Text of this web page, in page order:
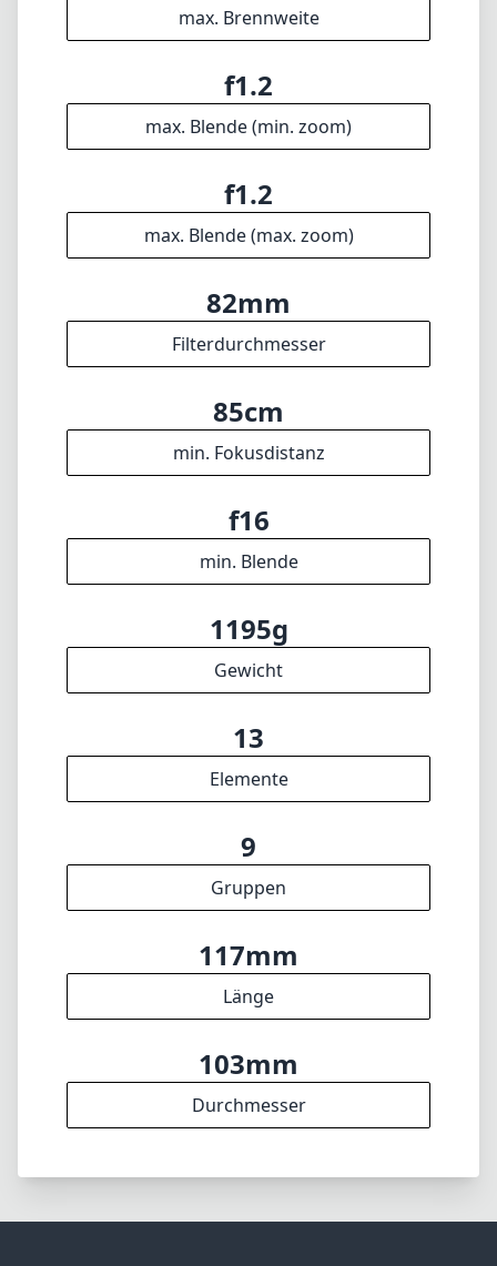
max. Brennweite
f1.2
max. Blende (min. zoom)
f1.2
max. Blende (max. zoom)
82mm
Filterdurchmesser
85cm
min. Fokusdistanz
f16
min. Blende
1195g
Gewicht
13
Elemente
9
Gruppen
117mm
Länge
103mm
Durchmesser